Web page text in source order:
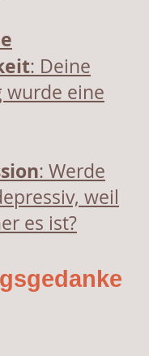
: Deine
wurde eine
: Werde
weil
es ist?